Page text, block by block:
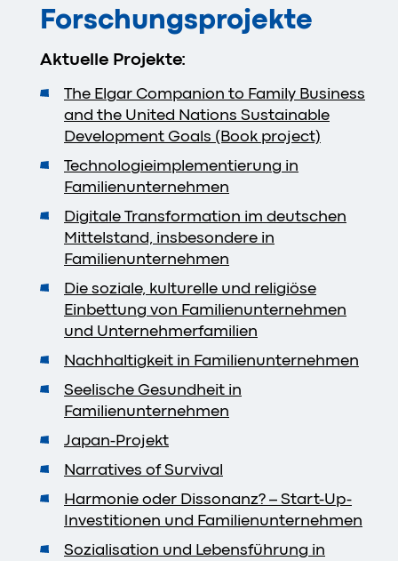
Forschungsprojekte
Aktuelle Projekte:
The Elgar Companion to Family Business
and the United Nations Sustainable
Development Goals (Book project)
Technologieimplementierung in
Familienunternehmen
Digitale Transformation im deutschen
Mittelstand, insbesondere in
Familienunternehmen
Die soziale, kulturelle und religiöse
Einbettung von Familienunternehmen
und Unternehmerfamilien
Nachhaltigkeit in Familienunternehmen
Seelische Gesundheit in
Familienunternehmen
Japan-Projekt
Narratives of Survival
Harmonie oder Dissonanz? – Start-Up-
Investitionen und Familienunternehmen
Sozialisation und Lebensführung in